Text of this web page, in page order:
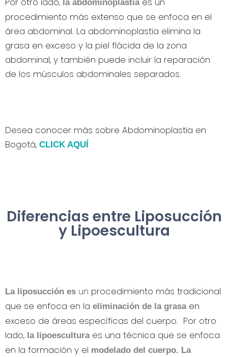
la abdominoplastia
procedimiento más extenso que se enfoca en el
área abdominal. La abdominoplastia elimina la
grasa en exceso y la piel flácida de la zona
abdominal, y también puede incluir la reparación
de los músculos abdominales separados.
Desea conocer más sobre Abdominoplastia en
Bogotá, CLICK AQUÍ
Diferencias entre Liposucción
y Lipoescultura
La liposucción es un procedimiento más tradicional
que se enfoca en la eliminación de la grasaen
exceso de áreas específicas del cuerpo. Por otro
lado, a lipoescultura es una técnica que se enfoca
en la formación y el modelado del cuerpo. La